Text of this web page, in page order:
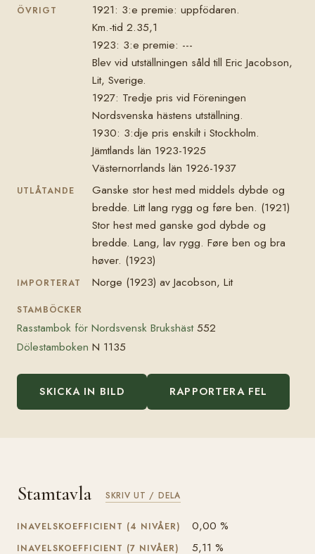
ÖVRIGT
1921: 3:e premie: uppfödaren.
Km.-tid 2.35,1
1923: 3:e premie: ---
Blev vid utställningen såld till Eric Jacobson,
Lit, Sverige.
1927: Tredje pris vid Föreningen
Nordsvenska hästens utställning.
1930: 3:dje pris enskilt i Stockholm.
Jämtlands län 1923-1925
Västernorrlands län 1926-1937
UTLÅTANDE
Ganske stor hest med middels dybde og
bredde. Litt lang rygg og føre ben. (1921)
Stor hest med ganske god dybde og
bredde. Lang, lav rygg. Føre ben og bra
høver. (1923)
IMPORTERAT Norge (1923) av Jacobson, Lit
STAMBÖCKER
Rasstambok för Nordsvensk Brukshäst552
Dölestamboken N 1135
SKICKA IN BILD RAPPORTERA FEL
Stamtavla SKRIV UT / DELA
INAVELSKOEFFICIENT (4 NIVÅER) 0,00 %
INAVELSKOEFFICIENT (7 NIVÅER) 5,11 %